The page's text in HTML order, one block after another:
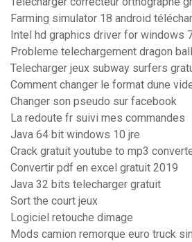
Farming simulator 18 android
Intel hd graphics driver for windows
Probleme telechargement dragon
Telecharger jeux subway surfers
Comment changer le format dune
Changer son pseudo sur facebook
La redoute fr suivi mes commandes
Java 64 bit windows 10 jre
Crack gratuit youtube to mp3
Convertir pdf en excel gratuit 2019
Java 32 bits telecharger gratuit
Sort the court jeux
Logiciel retouche dimage
Mods camion remorque euro truck